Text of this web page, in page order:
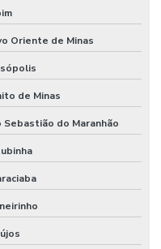
Oriente de Minas
de Minas
Sebastião do Maranhão